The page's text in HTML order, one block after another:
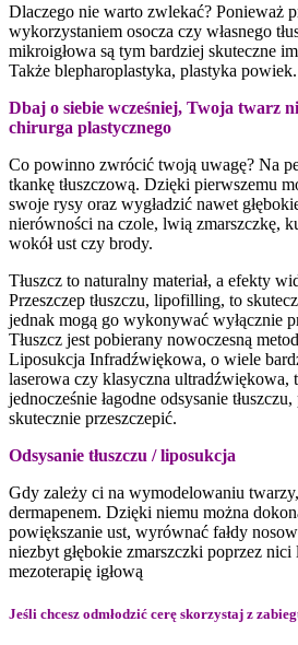
Dlaczego nie warto zwlekać? Ponieważ
wykorzystaniem osocza czy własnego
mikroigłowa są tym bardziej skuteczne
Także blepharoplastyka, plastyka powiek.
Dbaj o siebie wcześniej, Twoja twarz
chirurga plastycznego
Co powinno zwrócić twoją uwagę? Na
tkankę tłuszczową. Dzięki pierwszemu
swoje rysy oraz wygładzić nawet
nierówności na czole, lwią zmarszczkę,
wokół ust czy brody.
Tłuszcz to naturalny materiał, a efekty
Przeszczep tłuszczu, lipofilling, to
jednak mogą go wykonywać wyłącznie
Tłuszcz jest pobierany nowoczesną
Liposukcja Infradźwiękowa, o wiele
laserowa czy klasyczna ultradźwiękowa,
jednocześnie łagodne odsysanie
skutecznie przeszczepić.
Odsysanie tłuszczu / liposukcja
Gdy zależy ci na wymodelowaniu
dermapenem. Dzięki niemu można
powiększanie ust, wyrównać fałdy
niezbyt głębokie zmarszczki poprzez
mezoterapię igłową
Jeśli chcesz odmłodzić cerę skorzystaj z